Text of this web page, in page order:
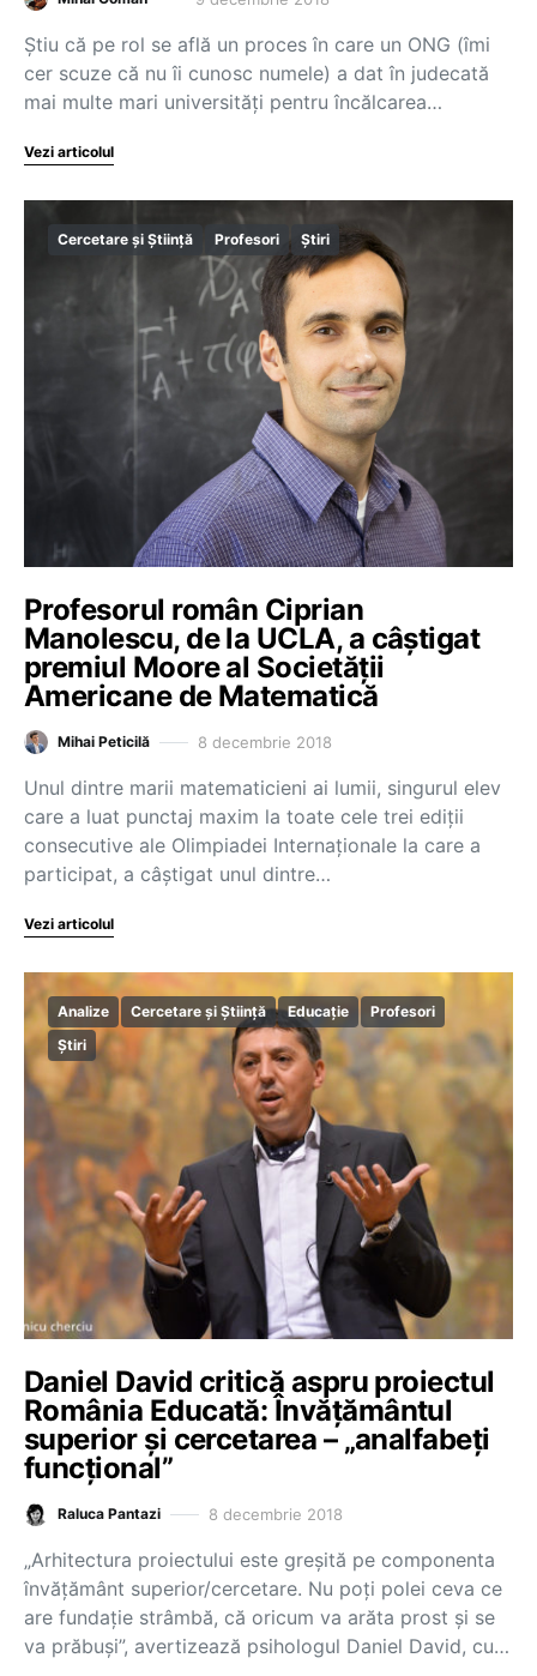
Știu că pe rol se află un proces în care un ONG (îmi
cer scuze că nu îi cunosc numele) a dat în judecată
mai multe mari universități pentru încălcarea…
Vezi articolul
Cercetare și Știință Profesori Știri
Profesorul român Ciprian
Manolescu, de la UCLA, a câștigat
premiul Moore al Societății
Americane de Matematică
Mihai Peticilă 8 decembrie 2018
Unul dintre marii matematicieni ai lumii, singurul elev
care a luat punctaj maxim la toate cele trei ediții
consecutive ale Olimpiadei Internaționale la care a
participat, a câștigat unul dintre…
Vezi articolul
Analize Cercetare și Știință Educație
Profesori
Știri
Daniel David critică aspru proiectul
România Educată: Învățământul
superior și cercetarea – „analfabeți
funcțional”
Raluca Pantazi 8 decembrie 2018
„Arhitectura proiectului este greșită pe componenta
învățământ superior/cercetare. Nu poți polei ceva ce
are fundație strâmbă, că oricum va arăta prost și se
va prăbuși”, avertizează psihologul Daniel David, cu…